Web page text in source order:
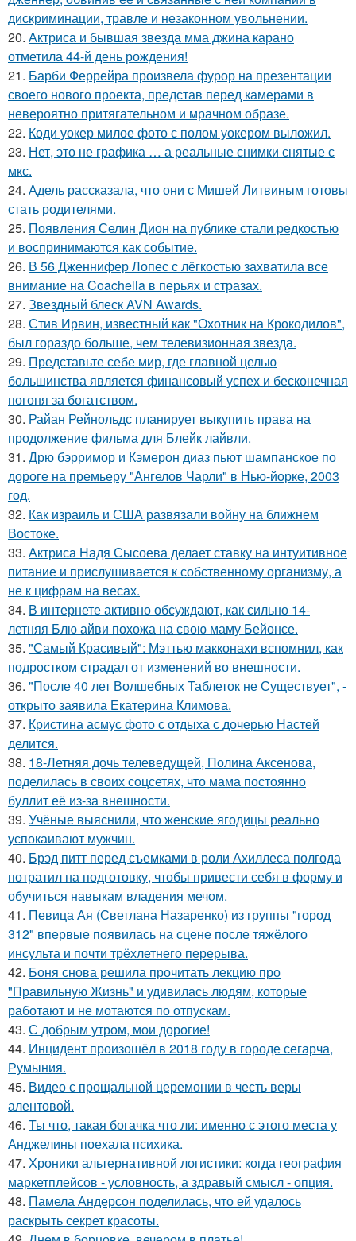
дискриминации, травле и незаконном увольнении.
20. Актриса и бывшая звезда мма джина карано
отметила 44-й день рождения!
21. Барби Феррейра произвела фурор на презентации
своего нового проекта, представ перед камерами в
невероятно притягательном и мрачном образе.
22. Коди уокер милое фото с полом уокером выложил.
23. Нет, это не графика … а реальные снимки снятые с
мкс.
24. Адель рассказала, что они с Мишей Литвиным готовы
стать родителями.
25. Появления Селин Дион на публике стали редкостью
и воспринимаются как событие.
26. В 56 Дженнифер Лопес с лёгкостью захватила все
внимание на Coachella в перьях и стразах.
27. Звездный блеск AVN Awards.
28. Стив Ирвин, известный как "Охотник на Крокодилов",
был гораздо больше, чем телевизионная звезда.
29. Представьте себе мир, где главной целью
большинства является финансовый успех и бесконечная
погоня за богатством.
30. Райан Рейнольдс планирует выкупить права на
продолжение фильма для Блейк лайвли.
31. Дрю бэрримор и Кэмерон диаз пьют шампанское по
дороге на премьеру "Ангелов Чарли" в Нью-йорке, 2003
год.
32. Как израиль и США развязали войну на ближнем
Востоке.
33. Актриса Надя Сысоева делает ставку на интуитивное
питание и прислушивается к собственному организму, а
не к цифрам на весах.
34. В интернете активно обсуждают, как сильно 14-
летняя Блю айви похожа на свою маму Бейонсе.
35. "Самый Красивый": Мэттью макконахи вспомнил, как
подростком страдал от изменений во внешности.
36. "После 40 лет Волшебных Таблеток не Существует", -
открыто заявила Екатерина Климова.
37. Кристина асмус фото с отдыха с дочерью Настей
делится.
38. 18-Летняя дочь телеведущей, Полина Аксенова,
поделилась в своих соцсетях, что мама постоянно
буллит её из-за внешности.
39. Учёные выяснили, что женские ягодицы реально
успокаивают мужчин.
40. Брэд питт перед съемками в роли Ахиллеса полгода
потратил на подготовку, чтобы привести себя в форму и
обучиться навыкам владения мечом.
41. Певица Ая (Светлана Назаренко) из группы "город
312" впервые появилась на сцене после тяжёлого
инсульта и почти трёхлетнего перерыва.
42. Боня снова решила прочитать лекцию про
"Правильную Жизнь" и удивилась людям, которые
работают и не мотаются по отпускам.
43. С добрым утром, мои дорогие!
44. Инцидент произошёл в 2018 году в городе сегарча,
Румыния.
45. Видео с прощальной церемонии в честь веры
алентовой.
46. Ты что, такая богачка что ли: именно с этого места у
Анджелины поехала психика.
47. Хроники альтернативной логистики: когда география
маркетплейсов - условность, а здравый смысл - опция.
48. Памела Андерсон поделилась, что ей удалось
раскрыть секрет красоты.